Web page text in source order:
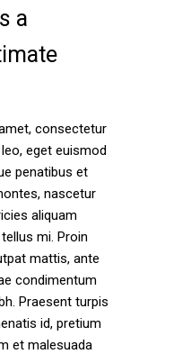
a
consectetur
eget euismod
penatibus et
nascetur
aliquam
mi. Proin
mattis, ante
condimentum
Praesent turpis
id, pretium
et malesuada